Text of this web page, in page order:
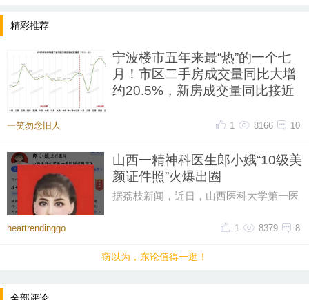
精彩推荐
宁波楼市五年来最“热”的一个七
月！市区二手房成交量同比大增
约20.5%，新房成交量同比接近
宁波市房产市场管理中心8月5日发布七月
市传统销售淡季，通常无论新建
一笑勿念旧人 10
8166
1
山西一精神科医生郎小娥“10级美
颜证件照”火爆出圈
据荔枝新闻，近日，山西医科大学第一医
突出火爆出圈，引发网友热议。
heartrendinggo 8
8379
1
窃以为，东论值得一逛！
全部评论